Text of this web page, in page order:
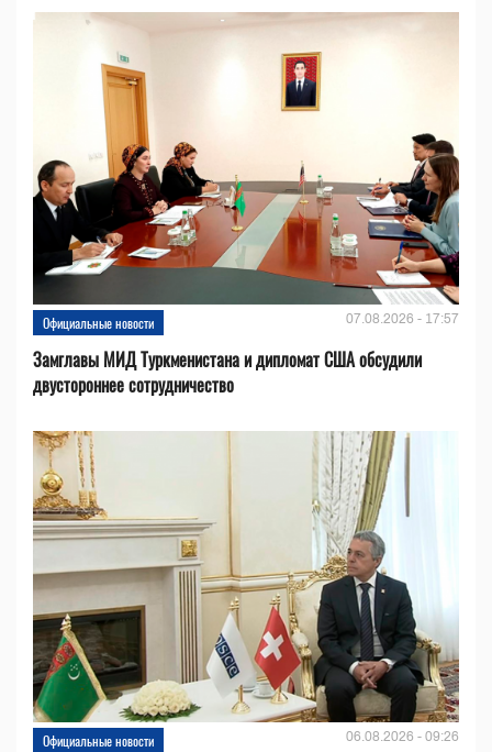
Официальные новости 07.08.2026 - 17:57
Замглавы МИД Туркменистана и дипломат США обсудили
двустороннее сотрудничество
Официальные новости 06.08.2026 - 09:26